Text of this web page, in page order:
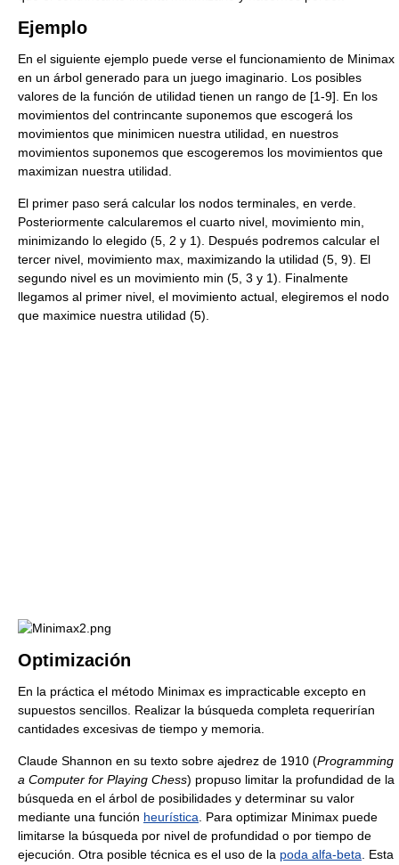
Ejemplo
En el siguiente ejemplo puede verse el funcionamiento de Minimax
en un árbol generado para un juego imaginario. Los posibles
valores de la función de utilidad tienen un rango de [1-9]. En los
movimientos del contrincante suponemos que escogerá los
movimientos que minimicen nuestra utilidad, en nuestros
movimientos suponemos que escogeremos los movimientos que
maximizan nuestra utilidad.
El primer paso será calcular los nodos terminales, en verde.
Posteriormente calcularemos el cuarto nivel, movimiento min,
minimizando lo elegido (5, 2 y 1). Después podremos calcular el
tercer nivel, movimiento max, maximizando la utilidad (5, 9). El
segundo nivel es un movimiento min (5, 3 y 1). Finalmente
llegamos al primer nivel, el movimiento actual, elegiremos el nodo
que maximice nuestra utilidad (5).
Optimización
En la práctica el método Minimax es impracticable excepto en
supuestos sencillos. Realizar la búsqueda completa requerirían
cantidades excesivas de tiempo y memoria.
Claude Shannon en su texto sobre ajedrez de 1910 (Programming
a Computer for Playing Chess) propuso limitar la profundidad de la
búsqueda en el árbol de posibilidades y determinar su valor
mediante una función heurística . Para optimizar Minimax puede
limitarse la búsqueda por nivel de profundidad o por tiempo de
ejecución. Otra posible técnica es el uso de la poda alfa-beta . Esta